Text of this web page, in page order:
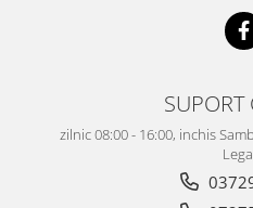
SUPORT
zilnic 08:00 - 16:00, inchis